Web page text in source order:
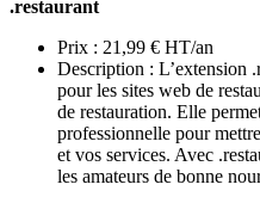
.restaurant
Prix : 21,99 € HT/an
Description : L’extension
pour les sites web de
de restauration. Elle
professionnelle pour
et vos services. Avec
les amateurs de bonne